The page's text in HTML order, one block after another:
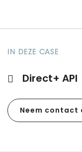
IN DEZE CASE
Direct+ API
Neem contact